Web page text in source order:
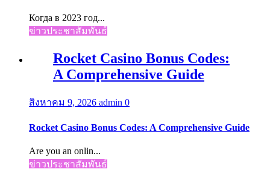
Когда в 2023 год...
ข่าวประชาสัมพันธ์
Rocket Casino Bonus Codes:
A Comprehensive Guide
สิงหาคม 9, 2026 admin 0
Rocket Casino Bonus Codes: A Comprehensive Guide
Are you an onlin...
ข่าวประชาสัมพันธ์